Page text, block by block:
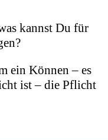
kannst Du für
ein Können – es
ist – die Pflicht